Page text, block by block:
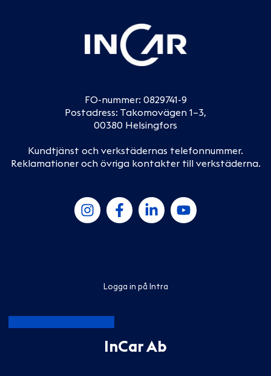
FO-nummer: 0829741-9
Postadress: Takomovägen 1–3,
00380 Helsingfors
Kundtjänst och verkstädernas telefonnummer.
Reklamationer och övriga kontakter till verkstäderna.
Logga in på Intra
InCar Ab